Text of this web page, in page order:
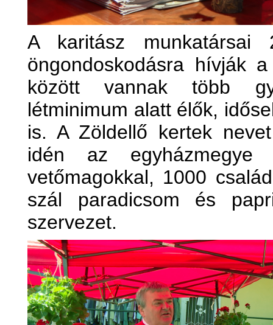
A karitász
öngondoskodásra hívják
között vannak több
létminimum alatt élők,
is. A Zöldellő kertek
idén az egyházmegye
vetőmagokkal, 1000
szál paradicsom és
szervezet.